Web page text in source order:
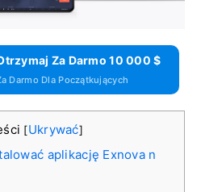
Za Darmo 10 000 $
Darmo Dla Początkujących
[Ukrywać]
aplikację Exnova n